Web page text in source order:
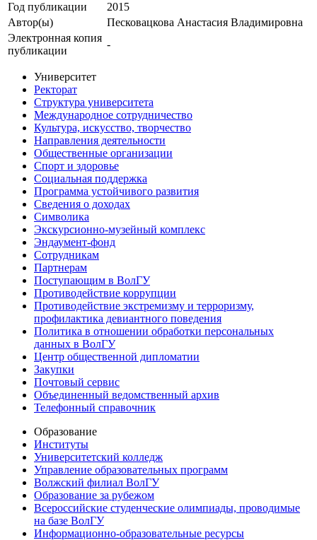
Год публикации
2015
Автор(ы)
Песковацкова Анастасия Владимировна
Электронная копия
публикации
-
Университет
Ректорат
Структура университета
Международное сотрудничество
Культура, искусство, творчество
Направления деятельности
Общественные организации
Спорт и здоровье
Социальная поддержка
Программа устойчивого развития
Сведения о доходах
Символика
Экскурсионно-музейный комплекс
Эндаумент-фонд
Сотрудникам
Партнерам
Поступающим в ВолГУ
Противодействие коррупции
Противодействие экстремизму и терроризму,
профилактика девиантного поведения
Политика в отношении обработки персональных
данных в ВолГУ
Центр общественной дипломатии
Закупки
Почтовый сервис
Объединенный ведомственный архив
Телефонный справочник
Образование
Институты
Университетский колледж
Управление образовательных программ
Волжский филиал ВолГУ
Образование за рубежом
Всероссийские студенческие олимпиады, проводимые
на базе ВолГУ
Информационно-образовательные ресурсы